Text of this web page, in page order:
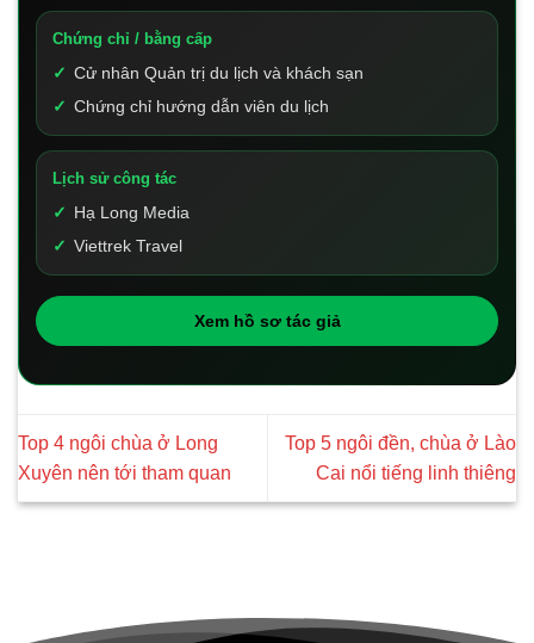
Chứng chỉ / bằng cấp
Cử nhân Quản trị du lịch và khách sạn
Chứng chỉ hướng dẫn viên du lịch
Lịch sử công tác
Hạ Long Media
Viettrek Travel
Xem hồ sơ tác giả
Top 4 ngôi chùa ở Long
Xuyên nên tới tham quan
Top 5 ngôi đền, chùa ở Lào
Cai nổi tiếng linh thiêng